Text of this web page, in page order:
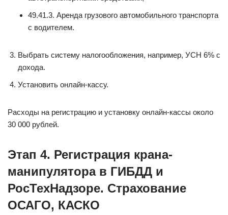
49.41.3. Аренда грузового автомобильного транспорта
с водителем.
Выбрать систему налогообложения, например, УСН 6% с
дохода.
Установить онлайн-кассу.
Расходы на регистрацию и установку онлайн-кассы около
30 000 рублей.
Этап 4. Регистрация крана-
манипулятора в ГИБДД и
РосТехНадзоре. Страхование
ОСАГО, КАСКО